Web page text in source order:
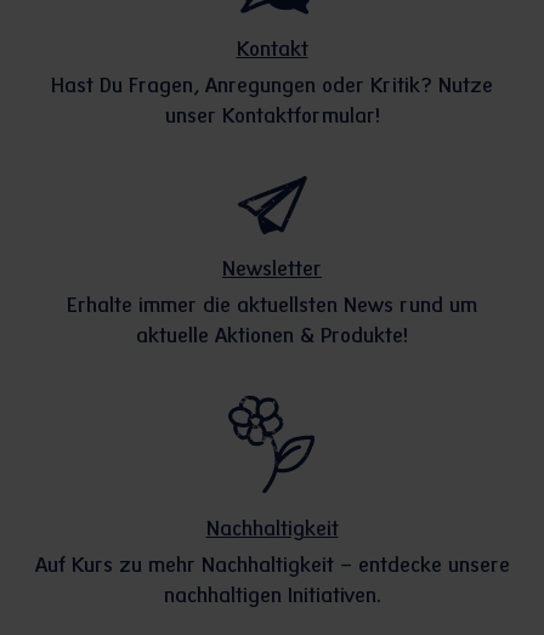
Kontakt
Hast Du Fragen, Anregungen oder Kritik? Nutze
unser Kontaktformular!
Newsletter
Erhalte immer die aktuellsten News rund um
aktuelle Aktionen & Produkte!
Nachhaltigkeit
Auf Kurs zu mehr Nachhaltigkeit – entdecke unsere
nachhaltigen Initiativen.